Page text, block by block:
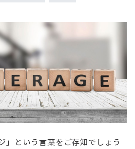
」という言葉をご存知でしょう